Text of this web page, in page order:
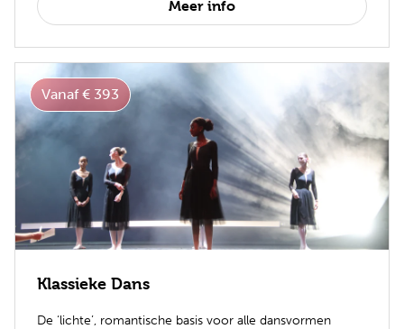
Meer info
Vanaf € 393
Klassieke Dans
De ‘lichte’, romantische basis voor alle dansvormen